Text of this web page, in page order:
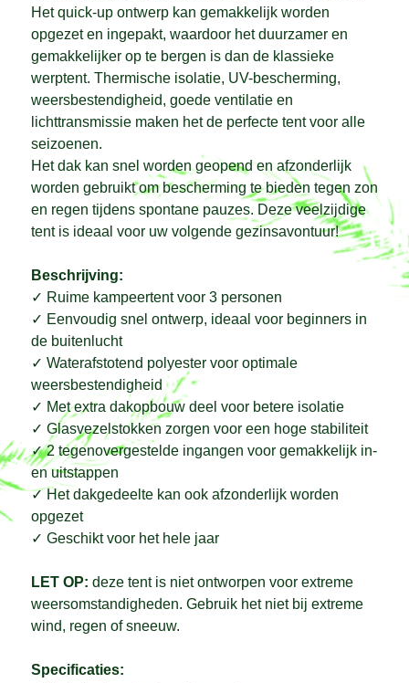
Het quick-up ontwerp kan gemakkelijk worden
opgezet en ingepakt, waardoor het duurzamer en
gemakkelijker op te bergen is dan de klassieke
werptent. Thermische isolatie, UV-bescherming,
weersbestendigheid, goede ventilatie en
lichttransmissie maken het de perfecte tent voor alle
seizoenen.
Het dak kan snel worden geopend en afzonderlijk
worden gebruikt om bescherming te bieden tegen zon
en regen tijdens spontane pauzes. Deze veelzijdige
tent is ideaal voor uw volgende gezinsavontuur!
Beschrijving:
✓ Ruime kampeertent voor 3 personen
✓ Eenvoudig snel ontwerp, ideaal voor beginners in
de buitenlucht
✓ Waterafstotend polyester voor optimale
weersbestendigheid
✓ Met extra dakopbouw deel voor betere isolatie
✓ Glasvezelstokken zorgen voor een hoge stabiliteit
✓2 tegenovergestelde ingangen voor gemakkelijk in-
en uitstappen
✓Het dakgedeelte kan ook afzonderlijk worden
opgezet
✓ Geschikt voor het hele jaar
LET OP: deze tent is niet ontworpen voor extreme
weersomstandigheden. Gebruik het niet bij extreme
wind, regen of sneeuw.
Specificaties: